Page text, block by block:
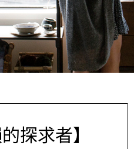
探求者】